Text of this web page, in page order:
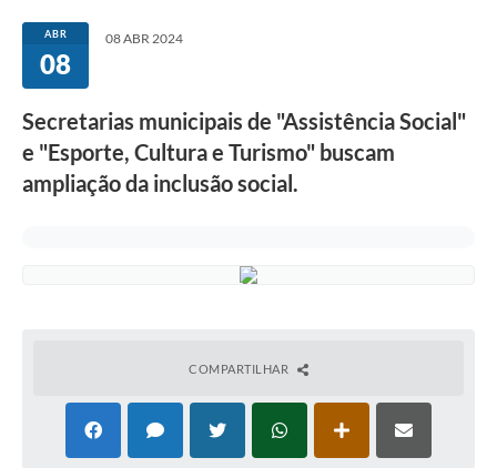
ABR
08
08 ABR 2024
Secretarias municipais de "Assistência Social"
e "Esporte, Cultura e Turismo" buscam
ampliação da inclusão social.
COMPARTILHAR